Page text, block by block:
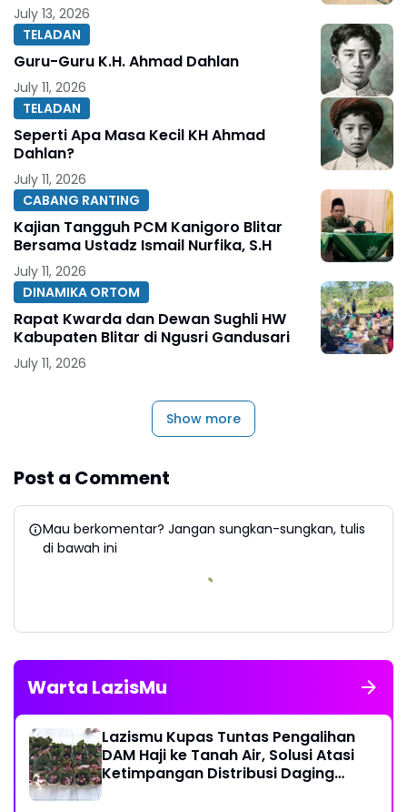
July 13, 2026
TELADAN
Guru-Guru K.H. Ahmad Dahlan
July 11, 2026
TELADAN
Seperti Apa Masa Kecil KH Ahmad
Dahlan?
July 11, 2026
CABANG RANTING
Kajian Tangguh PCM Kanigoro Blitar
Bersama Ustadz Ismail Nurfika, S.H
July 11, 2026
DINAMIKA ORTOM
Rapat Kwarda dan Dewan Sughli HW
Kabupaten Blitar di Ngusri Gandusari
July 11, 2026
Show more
Post a Comment
Mau berkomentar? Jangan sungkan-sungkan, tulis
di bawah ini
Warta LazisMu
Lazismu Kupas Tuntas Pengalihan
DAM Haji ke Tanah Air, Solusi Atasi
Ketimpangan Distribusi Daging